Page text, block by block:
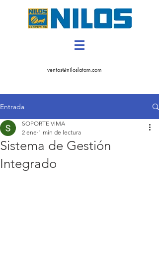
CONTACTANOS
ventas@niloslatam.com
Entrada
Sistema de Gestión
Integrado
SOPORTE VIMA
2 ene 1 min de lectura